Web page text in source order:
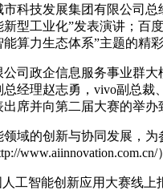
科技发展集团有限公司
型工业化”发表演讲；百
算力生态体系”主题的精彩
司政企信息服务事业群
经理赵志勇，vivo副总
席并向第二届大赛的举办
域的创新与协同发展，
工智能创新应用大赛线